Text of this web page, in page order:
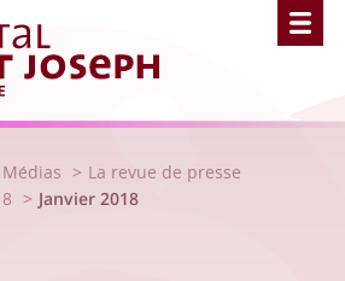
Hôpital Saint Joseph - Marseille
La revue de presse
Janvier 2018